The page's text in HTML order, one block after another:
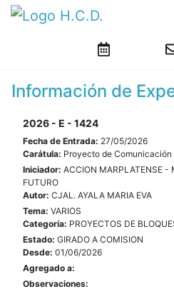
Información de
2026 - E - 1424
Fecha de Entrada: 27/05/2026
Carátula: Proyecto de Comunicación
Iniciador: ACCION MARPLATENSE -
FUTURO
Autor: CJAL. AYALA MARIA EVA
Tema: VARIOS
Categoría: PROYECTOS DE
Estado: GIRADO A COMISION
Desde: 01/06/2026
Agregado a:
Observaciones: